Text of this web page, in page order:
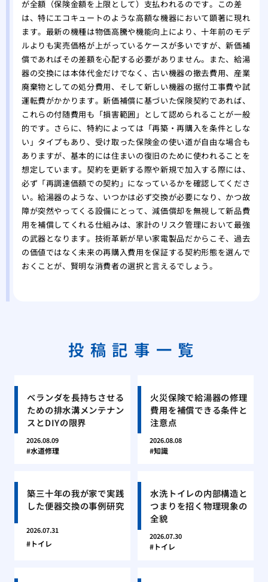
が全額（保険金額を上限として）支払われるのです。この差
は、特にエコキュートのような高額な機器において顕著に現れ
ます。最新の機種は物価高騰や機能向上により、十年前のモデ
ルよりも実売価格が上がっているケースが多いですが、新価補
償であればその差額を心配する必要がありません。また、給湯
器の交換には本体代金だけでなく、古い機器の撤去費用、産業
廃棄物としての処分費用、そして新しい機器の据付工事費や試
運転費がかかります。新価補償に基づいた保険契約であれば、
これらの付随費用も「損害範囲」として認められることが一般
的です。さらに、特約によっては「再築・再購入を条件としな
い」タイプもあり、受け取った保険金の使い道が自由な場合も
ありますが、基本的には住まいの復旧のために使われることを
想定しています。契約を更新する際や新規で加入する際には、
必ず「再調達価額での契約」になっているかを確認してくださ
い。給湯器のような、いつかは必ず交換が必要になり、かつ故
障が突然やってくる設備にとって、減価償却を無視して新品費
用を補償してくれる仕組みは、家計のリスク管理において最強
の武器となります。技術革新が早い家電製品だからこそ、過去
の価値ではなく未来の再購入費用を保証する契約形態を選んで
おくことが、賢明な消費者の選択と言えるでしょう。
投稿記事一覧
ベランダを長持ちさせる
ための排水溝メンテナン
スとDIYの限界
2026.08.09
水道修理
火災保険で給湯器の修理
費用を補償できる条件と
注意点
2026.08.08
知識
築三十年の我が家で実践
した便器交換の事例研究
2026.07.31
トイレ
水洗トイレの内部構造と
つまりを招く物理現象の
全貌
2026.07.30
トイレ